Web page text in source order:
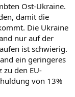
Ost-Ukraine.
damit die
Die Ukraine
nur auf der
ist schwierig.
ein geringeres
zu den EU-
von 13%